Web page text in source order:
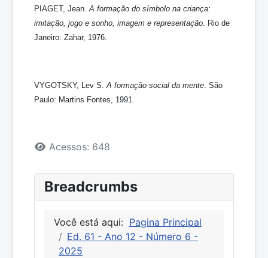
PIAGET, Jean. A formação do símbolo na criança:
imitação, jogo e sonho, imagem e representação . Rio de
Janeiro: Zahar, 1976.
VYGOTSKY, Lev S. A formação social da mente . São
Paulo: Martins Fontes, 1991.
Detalhes
Acessos: 648
Breadcrumbs
Você está aqui: Pagina Principal
Ed. 61 - Ano 12 - Número 6 -
2025